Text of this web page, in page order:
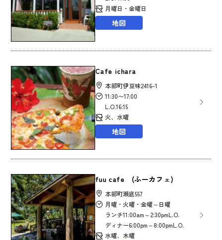
月曜日・金曜日
地図
Cafe ichara
本部町伊豆味2416-1
11:30〜17:00
L.O.16:15
火、水曜
地図
fuu cafe (ふーカフェ)
本部町瀬底557
月曜・火曜・金曜～日曜
ランチ11:00am～2:30pmL.O.
ディナー6:00pm～8:00pmL.O.
水曜、木曜